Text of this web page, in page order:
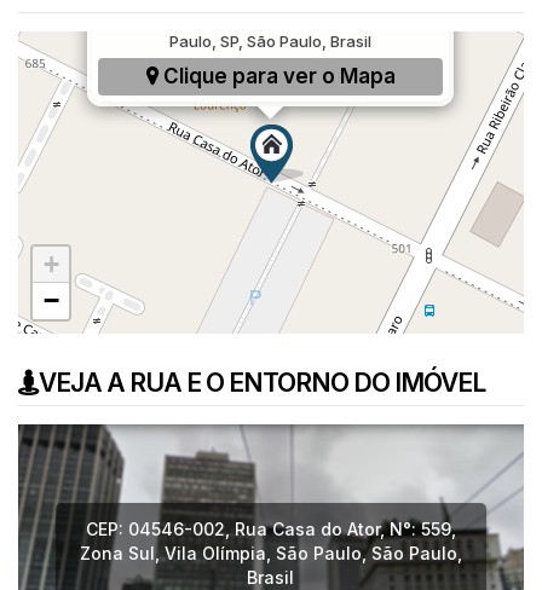
Rua Casa do Ator, 559, Vila Olímpia, São
Paulo, SP, São Paulo, Brasil
Clique para ver o Mapa
+
−
VEJA A RUA E O ENTORNO DO IMÓVEL
CEP: 04546-002,Rua Casa do Ator,N°:559,
Zona Sul ,Vila Olímpia São Paulo,São Paulo
Brasil